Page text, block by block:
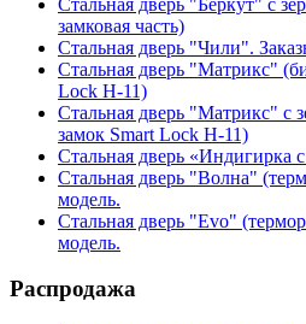
замковая часть)
Стальная дверь "Чили".
Стальная дверь "Матрикс"
Lock H-11)
Стальная дверь "Матрикс" с
замок Smart Lock H-11)
Стальная дверь «Индигирка
Стальная дверь "Волна"
модель.
Стальная дверь "Evo"
модель.
Распродажа